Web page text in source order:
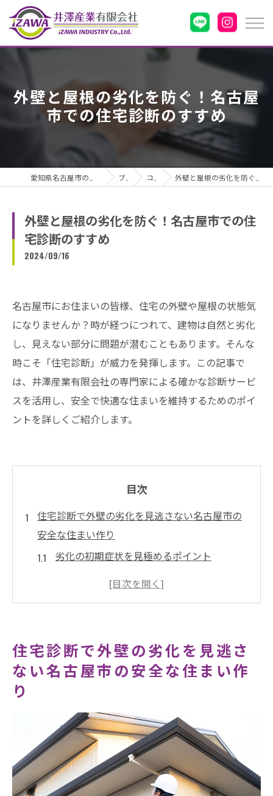
外壁と屋根の劣化を防ぐ！名古屋
市での住宅診断のすすめ
ブログ コラム 外壁と屋根の劣化を防ぐ！名古屋市での住宅診断のすすめ
外壁と屋根の劣化を防ぐ！名古屋市での住
宅診断のすすめ
2024/09/16
名古屋市にお住まいの皆様、住宅の外壁や屋根の状態気
になりませんか？時が経つにつれて、建物は自然と劣化
し、見えない部分に問題が潜むこともあります。そんな
時こそ「住宅診断」が威力を発揮します。この記事で
は、井澤産業有限会社の専門家による確かな診断サービ
スを活用し、安全で快適な住まいを維持するためのポイ
ントを詳しくご紹介します。
目次
住宅診断で外壁の劣化を見逃さない名古屋市の
安全な住まい作り
劣化の初期症状を見極めるポイント
専門家による詳細な診断手法
定期診断で安心の暮らしを実現
最新技術を活用した診断の利点
屋根劣化の初期兆候を見逃さない
名古屋市の気象条件が屋根に与える影響
屋根材別の劣化特性と診断手順
専門家が語る屋根診断の重要性
住宅診断で外壁の劣化を見逃さ
ない名古屋市の安全な住まい作
り